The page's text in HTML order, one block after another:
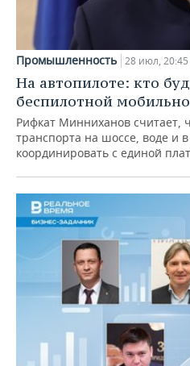
Промышленность 28 июл, 20:45
На автопилоте: кто
беспилотной
Рифкат Минниханов считает,
транспорта на шоссе, воде и в
координировать с единой